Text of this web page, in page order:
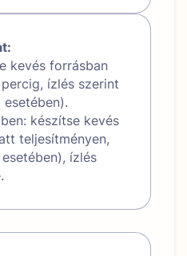
kevés forrásban
ízlés szerint
készítse kevés
teljesítményen,
ízlés